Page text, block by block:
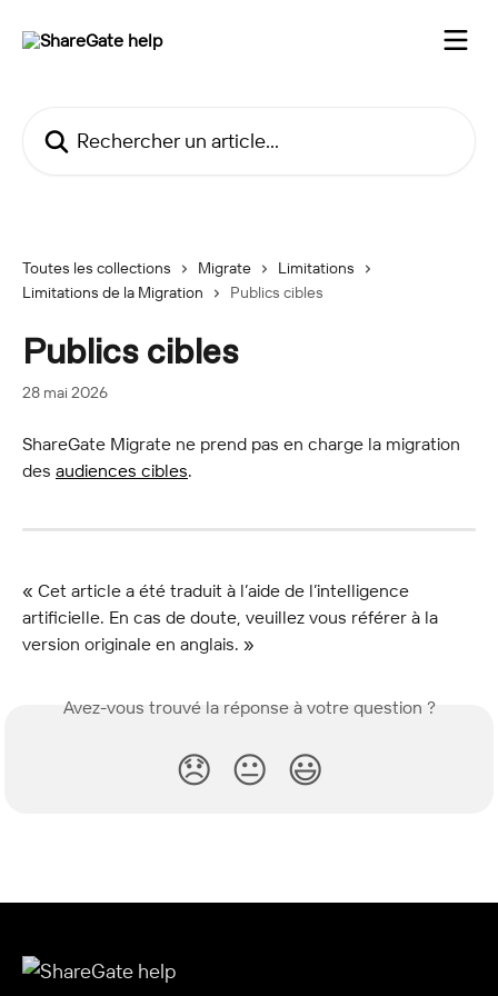
Toutes les collections Migrate
Limitations
Limitations de la Migration
Publics cibles
Publics cibles
28 mai 2026
ShareGate Migrate ne prend pas en charge la migration
des audiences cibles.
« Cet article a été traduit à l’aide de l’intelligence
artificielle. En cas de doute, veuillez vous référer à la
version originale en anglais. »
Avez-vous trouvé la réponse à votre question ?
😞 😐 😃